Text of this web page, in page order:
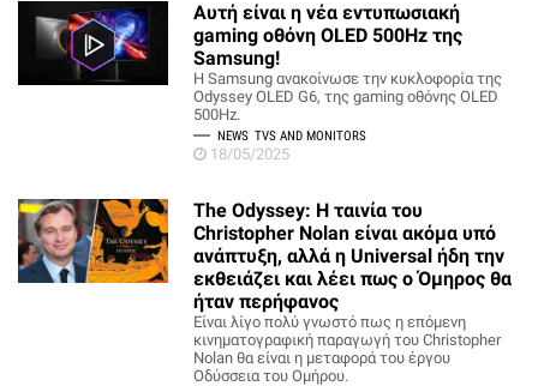
Αυτή είναι η νέα εντυπωσιακή
gaming οθόνη OLED 500Hz της
Samsung!
Η Samsung ανακοίνωσε την κυκλοφορία της
Odyssey OLED G6, της gaming οθόνης OLED
500Hz.
NEWS TVS AND MONITORS
18/05/2025
The Odyssey: Η ταινία του
Christopher Nolan είναι ακόμα υπό
ανάπτυξη, αλλά η Universal ήδη την
εκθειάζει και λέει πως ο Όμηρος θα
ήταν περήφανος
Είναι λίγο πολύ γνωστό πως η επόμενη
κινηματογραφική παραγωγή του Christopher
Nolan θα είναι η μεταφορά του έργου
Οδύσσεια του Ομήρου.